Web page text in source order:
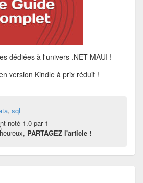
dédiées à l'univers .NET MAUI !
version Kindle à prix réduit !
, sql
noté 1.0 par 1
PARTAGEZ l'article !